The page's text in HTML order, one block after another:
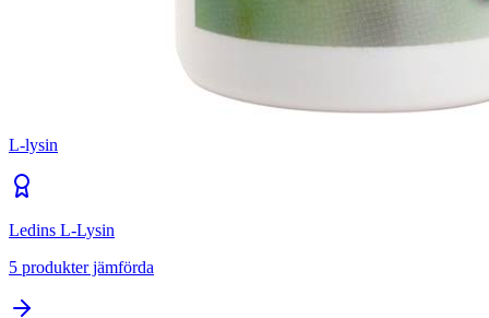
L-lysin
Ledins L-Lysin
5 produkter jämförda